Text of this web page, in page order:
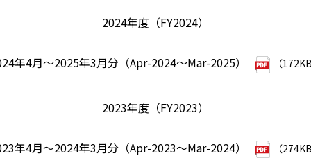
2024年度（FY2024）
年4月～2025年3月分（Apr-2024～Mar-2025） （
2023年度（FY2023）
年4月～2024年3月分（Apr-2023～Mar-2024） （